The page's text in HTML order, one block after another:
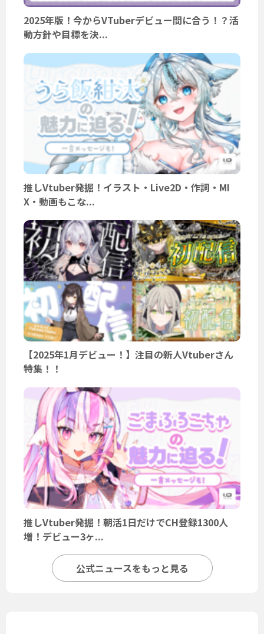
2025年版！今からVTuberデビュー間に合う！？活
動方針や目標を決...
推しVtuber発掘！イラスト・Live2D・作詞・MI
X・動画もこな...
【2025年1月デビュー！】注目の新人Vtuberさん
特集！！
推しVtuber発掘！朝活1日だけでCH登録1300人
増！デビュー3ヶ...
公式ニュースをもっと見る